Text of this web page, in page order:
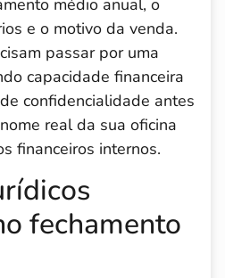
e o motivo da venda.
passar por uma
capacidade financeira
confidencialidade antes
real da sua oficina
financeiros internos.
fechamento